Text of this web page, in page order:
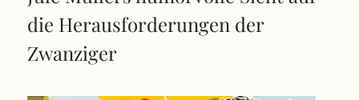
die Herausforderungen der
Zwanziger